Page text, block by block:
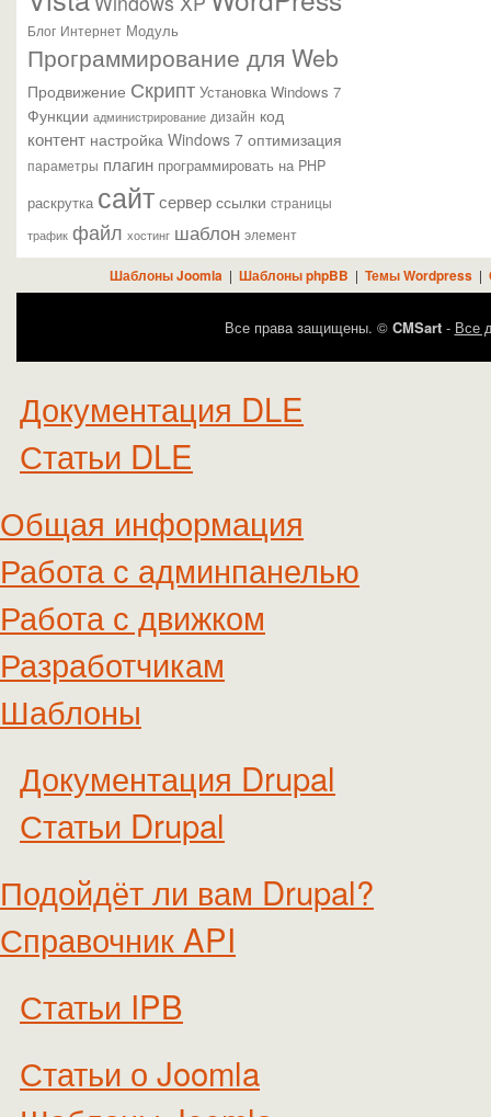
Блог Интернет Модуль
Программирование для Web
Продвижение Скрипт Установка Windows 7
Функции администрирование дизайн код
контент настройка Windows 7 оптимизация
параметры плагин программировать на PHP
раскрутка сайтсервер ссылки страницы
трафик файл хостинг шаблон элемент
Шаблоны Joomla | Шаблоны phpBB | Темы Wordpress|
Все права защищены. © CMSart- Все
Документация DLE
Статьи DLE
Общая информация
Работа с админпанелью
Работа с движком
Разработчикам
Шаблоны
Документация Drupal
Статьи Drupal
Подойдёт ли вам Drupal?
Справочник API
Статьи IPB
Статьи о Joomla